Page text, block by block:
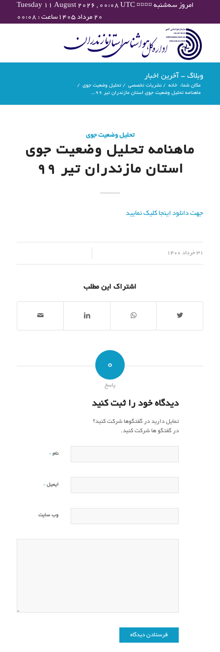
Tuesday 11 August 2026 , 00:08 UTC ¤¤¤¤ امروز سه‌شنبه
۲۰ مرداد ۱۴۰۵ساعت : ۰۰:۰۸
وبلاگ - آخرین اخبار
مکان شما: خانه / نشریات تخصصی / تحلیل وضعیت جوی /
ماهنامه تحلیل وضعیت جوی استان مازندران تیر 99...
تحلیل وضعیت جوی
ماهنامه تحلیل وضعیت جوی
استان مازندران تیر 99
جهت دانلود اینجا کلیک نمایید
31 خرداد 1400
اشتراک این مطلب
0
پاسخ
دیدگاه خود را ثبت کنید
تمایل دارید در گفتگوها شرکت کنید؟
در گفتگو ها شرکت کنید.
نام *
ایمیل *
وب‌ سایت